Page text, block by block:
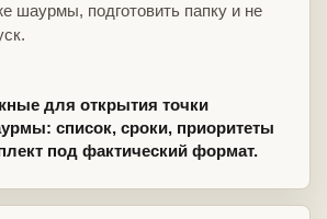
шаурмы, подготовить папку и не
для открытия точки
список, сроки, приоритеты
под фактический формат.